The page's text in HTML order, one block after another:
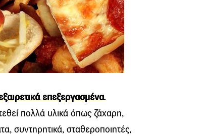
επεξεργασμένα.
πολλά υλικά όπως ζάχαρη,
συντηρητικά, σταθεροποιητές,